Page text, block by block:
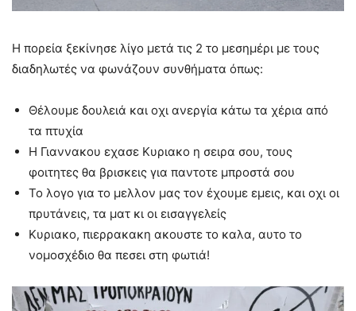
Η πορεία ξεκίνησε λίγο μετά τις 2 το μεσημέρι με τους
διαδηλωτές να φωνάζουν συνθήματα όπως:
Θέλουμε δουλειά και οχι ανεργία κάτω τα χέρια από
τα πτυχία
Η Γιαννακου εχασε Κυριακο η σειρα σου, τους
φοιτητες θα βρισκεις για παντοτε μπροστά σου
Το λογο για το μελλον μας τον έχουμε εμεις, και οχι οι
πρυτάνεις, τα ματ κι οι εισαγγελείς
Κυριακο, πιερρακακη ακουστε το καλα, αυτο το
νομοσχέδιο θα πεσει στη φωτιά!